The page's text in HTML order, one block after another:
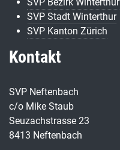
SVP Stadt Winterthur
SVP Kanton Zürich
Kontakt
SVP Neftenbach
c/o Mike Staub
Seuzachstrasse 23
8413 Neftenbach